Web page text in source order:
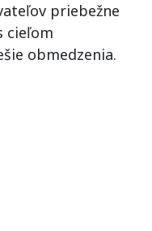
priebežne
cieľom
obmedzenia.